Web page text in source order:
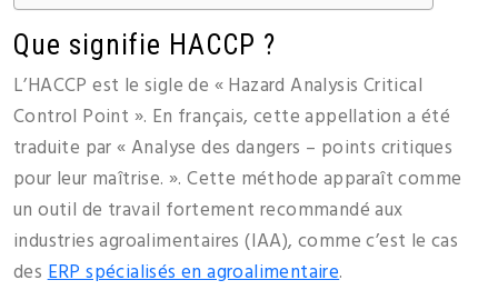
Que signifie HACCP ?
L’HACCP est le sigle de « Hazard Analysis Critical
Control Point ». En français, cette appellation a été
traduite par « Analyse des dangers – points critiques
pour leur maîtrise. ». Cette méthode apparaît comme
un outil de travail fortement recommandé aux
industries agroalimentaires (IAA), comme c’est le cas
desERP spécialisés en agroalimentaire.